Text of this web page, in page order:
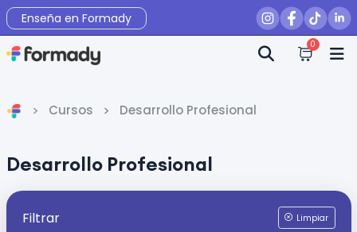
Enseña en Formady
0
Cursos Desarrollo Profesional
Desarrollo Profesional
Filtrar Limpiar